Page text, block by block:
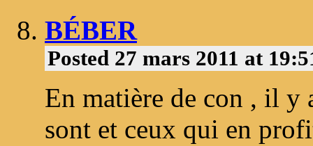
BÉBER
Posted 27 mars 2011 at
En matière de con , il y
sont et ceux qui en